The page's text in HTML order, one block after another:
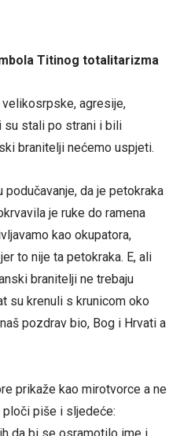
Titinog totalitarizma
agresije,
su stali po strani i bili
branitelji nećemo uspjeti.
da je petokraka
je ruke do ramena
kao okupatora,
to nije ta petokraka. E, ali
branitelji ne trebaju
su krenuli s krunicom oko
pozdrav bio, Bog i Hrvati a
prikaže kao mirotvorce a ne
ploči piše i sljedeće:
da bi se osramotilo ime i